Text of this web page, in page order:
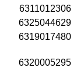
6311012306
6325044629
6319017480
6320005295